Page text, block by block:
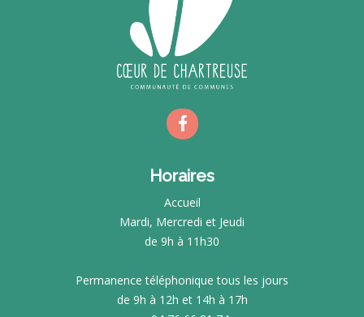
Horaires
Accueil
Mardi, Mercredi et Jeudi
de 9h à 11h30
Permanence téléphonique tous les jours
de 9h à 12h et 14h à 17h